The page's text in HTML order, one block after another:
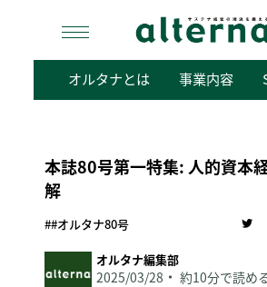
検
オルタナとは 事業内容
本誌80号第一特集: 人的資本
解
##オルタナ80号
オルタナ編集部
2025/03/28 約10分で読め